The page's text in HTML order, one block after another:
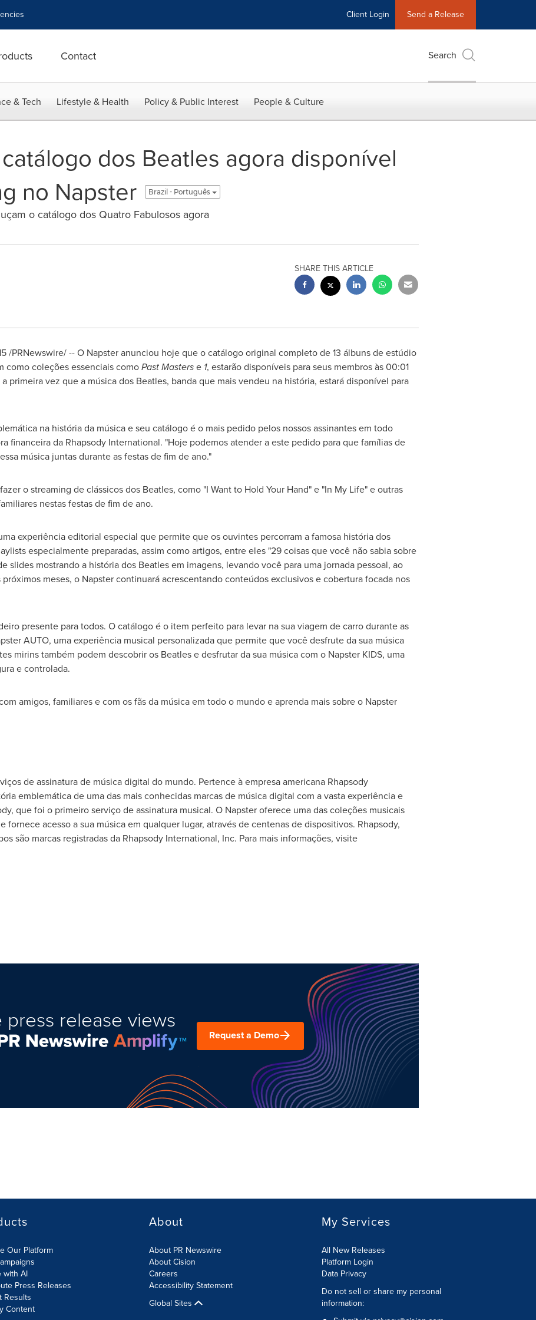
Client Login Send a Release
Contact Search
& Tech Lifestyle & Health Policy & Public Interest People & Culture
dos Beatles agora disponível
no Napster
Brazil - Português
o catálogo dos Quatro Fabulosos agora
SHARE THIS ARTICLE
/PRNewswire/ -- O Napster anunciou hoje que o catálogo original completo de 13 álbuns de estúdio
como coleções essenciais comoPast Masterse 1, estarão disponíveis para seus membros às 00:01
primeira vez que a música dos Beatles, banda que mais vendeu na história, estará disponível para
na história da música e seu catálogo é o mais pedido pelos nossos assinantes em todo
financeira da Rhapsody International. "Hoje podemos atender a este pedido para que famílias de
música juntas durante as festas de fim de ano."
o streaming de clássicos dos Beatles, como "I Want to Hold Your Hand" e "In My Life" e outras
nestas festas de fim de ano.
experiência editorial especial que permite que os ouvintes percorram a famosa história dos
especialmente preparadas, assim como artigos, entre eles "29 coisas que você não sabia sobre
slides mostrando a história dos Beatles em imagens, levando você para uma jornada pessoal, ao
meses, o Napster continuará acrescentando conteúdos exclusivos e cobertura focada nos
presente para todos. O catálogo é o item perfeito para levar na sua viagem de carro durante as
AUTO, uma experiência musical personalizada que permite que você desfrute da sua música
mirins também podem descobrir os Beatles e desfrutar da sua música com o Napster KIDS, uma
e controlada.
amigos, familiares e com os fãs da música em todo o mundo e aprenda mais sobre o Napster
de assinatura de música digital do mundo. Pertence à empresa americana Rhapsody
emblemática de uma das mais conhecidas marcas de música digital com a vasta experiência e
que foi o primeiro serviço de assinatura musical. O Napster oferece uma das coleções musicais
fornece acesso a sua música em qualquer lugar, através de centenas de dispositivos. Rhapsody,
são marcas registradas da Rhapsody International, Inc. Para mais informações, visite
press release views
Request a Demo
Our Platform
with AI
Press Releases
Results
Content
About
About PR Newswire
About Cision
Careers
Accessibility Statement
Global Sites
My Services
All New Releases
Platform Login
Data Privacy
Do not sell or share my personal
information: